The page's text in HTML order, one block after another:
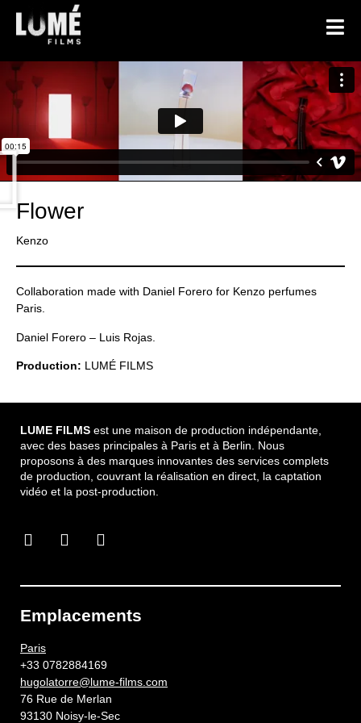
Flower
Kenzo
Collaboration made with Daniel Forero for Kenzo perfumes
Paris.
Daniel Forero – Luis Rojas.
Production: LUMÉ FILMS
LUME FILMS est une maison de production indépendante,
avec des bases principales à Paris et à Berlin. Nous
proposons à des marques innovantes des services complets
de production, couvrant la réalisation en direct, la captation
vidéo et la post-production.
Emplacements
Paris
+33 0782884169
hugolatorre@lume-films.com
76 Rue de Merlan
93130 Noisy-le-Sec